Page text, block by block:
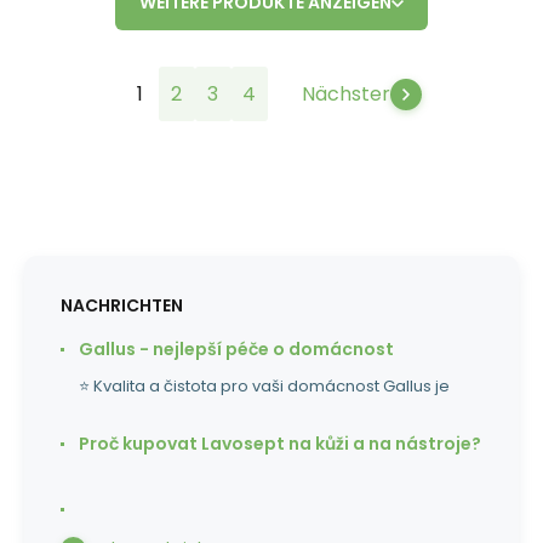
1 2 3 4 Nächster
NACHRICHTEN
Gallus - nejlepší péče o domácnost
⭐ Kvalita a čistota pro vaši domácnost Gallus je
Proč kupovat Lavosept na kůži a na nástroje?